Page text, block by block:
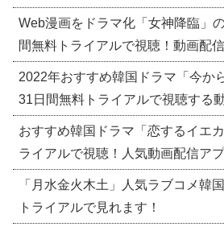
Web漫画をドラマ化「女神降臨」
間無料トライアルで視聴！動画配
2022年おすすめ韓国ドラマ「今か
31日間無料トライアルで視聴する
おすすめ韓国ドラマ「恋するイエ
ライアルで視聴！人気動画配信ア
「月水金火木土」人気ラブコメ韓
トライアルで見れます！